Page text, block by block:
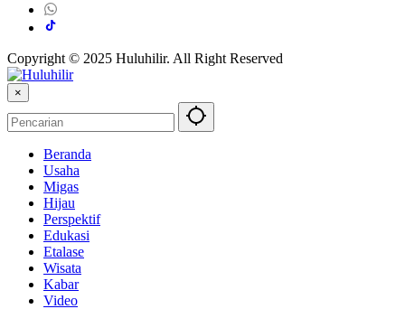
Copyright © 2025 Huluhilir. All Right Reserved
×
Beranda
Usaha
Migas
Hijau
Perspektif
Edukasi
Etalase
Wisata
Kabar
Video